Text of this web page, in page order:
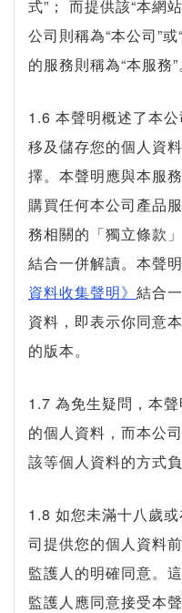
式”； 而提供該“本網
公司則稱為“本公司”
的服務則稱為“本服務”
1.6 本聲明概述了本
移及儲存您的個人資
擇。本聲明應與本服
購買任何本公司產品
務相關的「獨立條款
結合一併解讀。本聲
資料收集聲明》 結合
資料，即表示你同意
的版本。
1.7 為免生疑問，本
的個人資料，而本公
該等個人資料的方式負
1.8 如您未滿十八歲
司提供您的個人資料
監護人的明確同意。
監護人應同意接受本